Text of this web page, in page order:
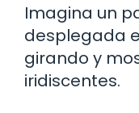
Imagina un
desplegada
girando y
iridiscentes.